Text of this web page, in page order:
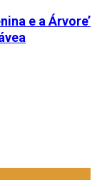
e a Árvore’